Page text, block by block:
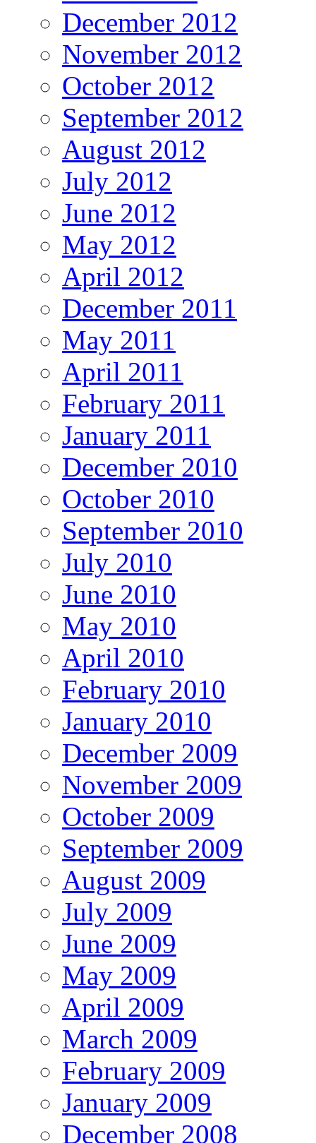
December 2012
November 2012
October 2012
September 2012
August 2012
July 2012
June 2012
May 2012
April 2012
December 2011
May 2011
April 2011
February 2011
January 2011
December 2010
October 2010
September 2010
July 2010
June 2010
May 2010
April 2010
February 2010
January 2010
December 2009
November 2009
October 2009
September 2009
August 2009
July 2009
June 2009
May 2009
April 2009
March 2009
February 2009
January 2009
December 2008